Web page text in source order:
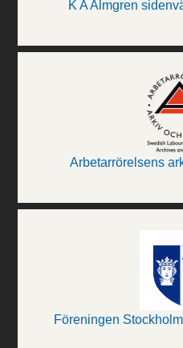
K A Almgren
Arbetarrörelsens
Föreningen